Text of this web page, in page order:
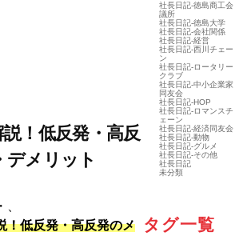
！低反発・高反
デメリット
！低反発・高反発のメ
社長日記-徳島商工会
議所
社長日記-徳島大学
社長日記-会社関係
社長日記-経営
社長日記-西川チェー
ン
社長日記-ロータリー
クラブ
社長日記-中小企業家
同友会
社長日記-HOP
社長日記-ロマンスチ
ェーン
社長日記-経済同友会
社長日記-動物
社長日記-グルメ
社長日記-その他
社長日記
未分類
タグ一覧